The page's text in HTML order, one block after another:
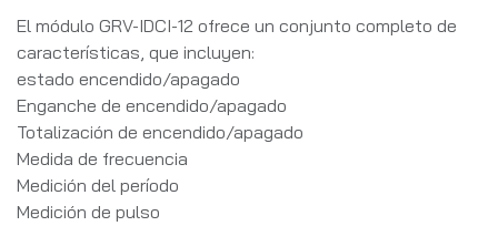
El módulo GRV-IDCI-12 ofrece un conjunto completo de
características, que incluyen:
estado encendido/apagado
Enganche de encendido/apagado
Totalización de encendido/apagado
Medida de frecuencia
Medición del período
Medición de pulso